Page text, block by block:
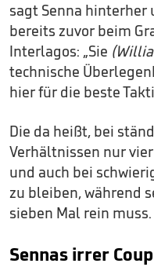
sagt Senna hinterher
bereits zuvor beim
Interlagos: „Sie
technische
hier für die beste
Die da heißt, bei
Verhältnissen nur
und auch bei
zu bleiben, während
sieben Mal rein muss.
Sennas irrer